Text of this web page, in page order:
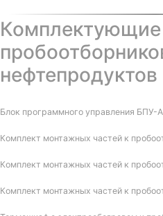
Комплектующие
нефтепродуктов
Блок программного управления
Комплект монтажных частей к
Комплект монтажных частей к
Комплект монтажных частей к